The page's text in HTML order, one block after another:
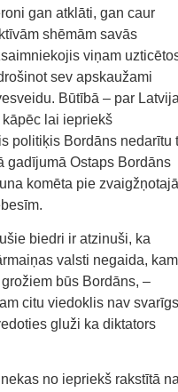
gan atklāti, gan caur
shēmām savās
viņam
sev apskaužami
Būtībā – par
kāpēc lai iepriekš
politiķis Bordāns nedarītu
gadījumā Ostaps Bordāns
komēta pie
biedri ir atzinuši, ka
valsti negaida,
būs Bordāns, –
citu viedoklis nav svarīgs
gluži ka diktators
no iepriekš rakstītā